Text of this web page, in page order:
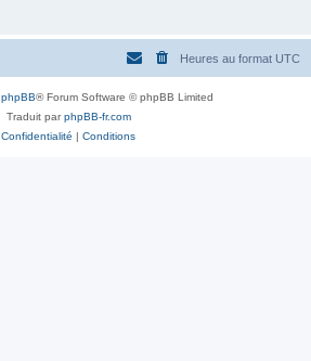
Heures au format UTC
phpBB® Forum Software © phpBB Limited
Traduit parphpBB-fr.com
Confidentialité | Conditions